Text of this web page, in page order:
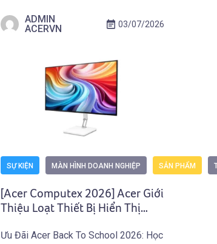
Back To School 2026 “Học Hết Sức
Sinh Sinh Viên và người dùng sở hữu
Laptop Gaming […]
ADMIN
ACERVN
03/07/2026
SỰ KIỆN MÀN HÌNH DOANH NGHIỆP SẢN PHẨM
[Acer Computex 2026] Acer Giới
Thiệu Loạt Thiết Bị Hiển Thị
OLED Đến Máy Chiếu Và Màn
Ưu Đãi Acer Back To School 2026: Học